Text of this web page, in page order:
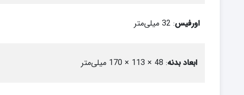
اورفیس: 32 میلی‌متر
ابعاد بدنه: 48 × 113 × 170 میلی‌متر